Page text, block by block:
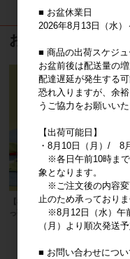
おすすめ商品
【8月17日頃再入荷】ロンロンズ引
っ張りっこおもちゃ
メーカー希望小売価格
1,490
■ お盆休業日
2026年8月13日（水）
■ 商品の出荷スケジ
お盆前後は配送量の増
配達遅延が発生する
恐れ入りますが、余
うご協力をお願いいた
【出荷可能日】
・8月10日（月）/ 8
※各日午前10時まで
象となります。
※ご注文後の内容変
止のため承っておりま
※8月12日（水）午
（月）より順次発送
■ お問い合わせについ